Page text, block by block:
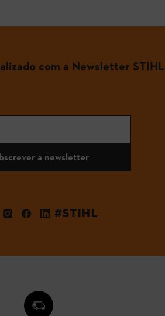
com a Newsletter STIHL
a newsletter
#STIHL